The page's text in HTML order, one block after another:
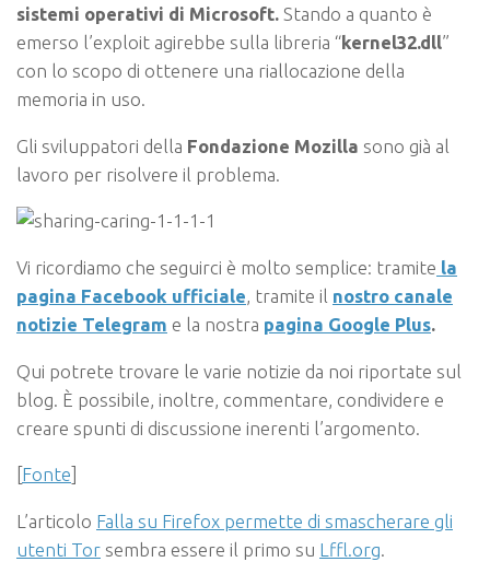
sistemi operativi di Microsoft. Stando a quanto è
emerso l’exploit agirebbe sulla libreria “kernel32.dll”
con lo scopo di ottenere una riallocazione della
memoria in uso.
Gli sviluppatori della Fondazione Mozilla sono già al
lavoro per risolvere il problema.
Vi ricordiamo che seguirci è molto semplice: tramite la
pagina Facebook ufficiale, tramite il nostro canale
notizie Telegram e la nostra pagina Google Plus.
Qui potrete trovare le varie notizie da noi riportate sul
blog. È possibile, inoltre, commentare, condividere e
creare spunti di discussione inerenti l’argomento.
Fonte
L’articolo Falla su Firefox permette di smascherare gli
utenti Tor sembra essere il primo su Lffl.org.